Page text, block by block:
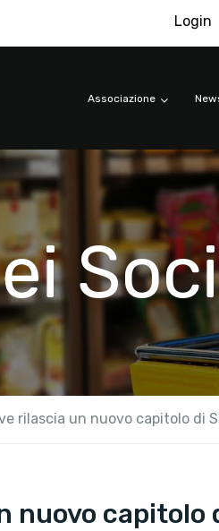
Login
Associazione
Soci
rilascia un nuovo capitolo di
nuovo capitolo